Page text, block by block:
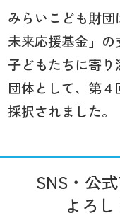
みらいこども財
未来応援基金」の
子どもたちに寄
団体として、第
採択されました。
SNS・公
よろ